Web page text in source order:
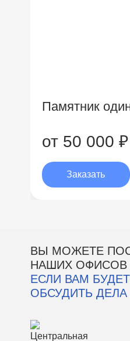
Памятник
от 50 000 ₽
Заказать
ВЫ МОЖЕТЕ
НАШИХ ОФИСОВ
ЕСЛИ ВАМ
ОБСУДИТЬ